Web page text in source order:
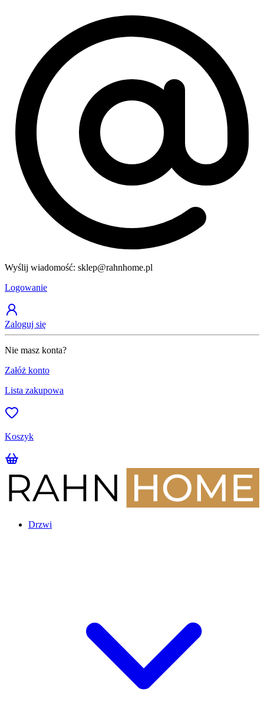
Wyślij wiadomość: sklep@rahnhome.pl
Logowanie
Zaloguj się
Nie masz konta?
Załóż konto
Lista zakupowa
Koszyk
Drzwi